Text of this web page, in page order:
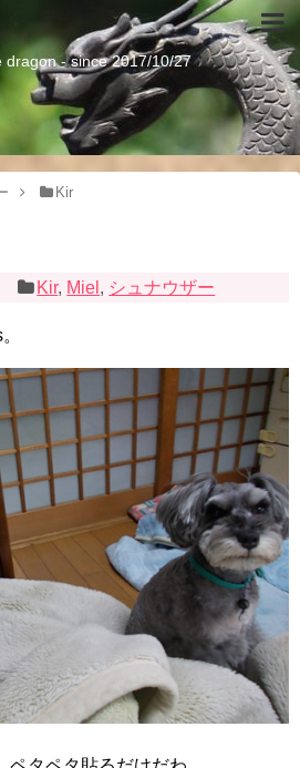
dragon - since 2017/10/27
Kir
Kir, Miel , シュナウザー